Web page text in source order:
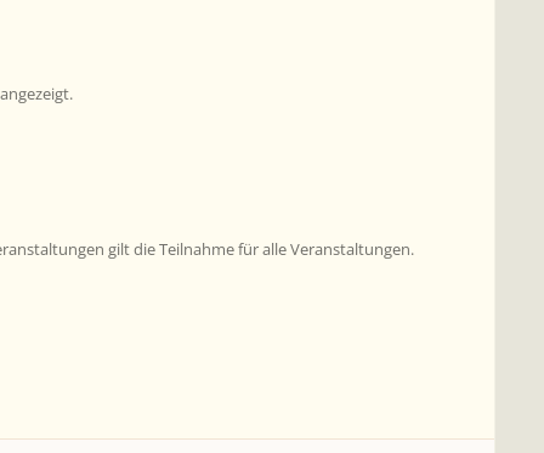
gilt die Teilnahme für alle Veranstaltungen.